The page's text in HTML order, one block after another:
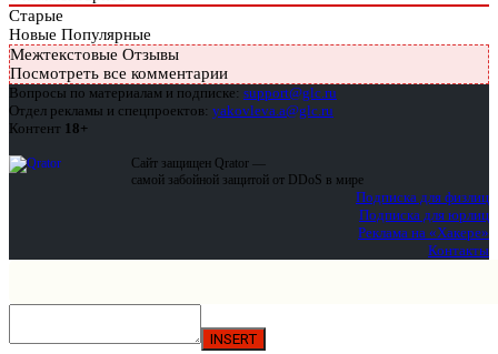
Старые
Новые Популярные
Межтекстовые Отзывы
Посмотреть все комментарии
Вопросы по материалам и подписке: support@glc.ru
Отдел рекламы и спецпроектов: yakovleva.a@glc.ru
Контент 18+
Сайт защищен Qrator —
самой забойной защитой от DDoS в мире
Подписка для физлиц
Подписка для юрлиц
Реклама на «Хакере»
Контакты
INSERT